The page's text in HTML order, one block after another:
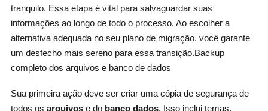
tranquilo. Essa etapa é vital para salvaguardar suas
informações ao longo de todo o processo. Ao escolher a
alternativa adequada no seu plano de migração, você garante
um desfecho mais sereno para essa transição.Backup
completo dos arquivos e banco de dados
Sua primeira ação deve ser criar uma cópia de segurança de
todos os arquivose do banco dados. Isso inclui temas,